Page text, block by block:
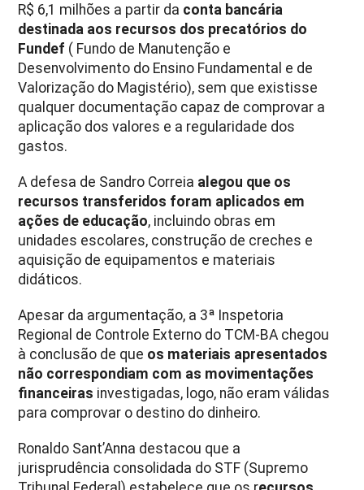
R$ 6,1 milhões a partir da conta bancária
destinada aos recursos dos precatórios do
Fundef ( Fundo de Manutenção e
Desenvolvimento do Ensino Fundamental e de
Valorização do Magistério), sem que existisse
qualquer documentação capaz de comprovar a
aplicação dos valores e a regularidade dos
gastos.
A defesa de Sandro Correia alegou que os
recursos transferidos foram aplicados em
ações de educação, incluindo obras em
unidades escolares, construção de creches e
aquisição de equipamentos e materiais
didáticos.
Apesar da argumentação, a 3ª Inspetoria
Regional de Controle Externo do TCM-BA chegou
à conclusão de que os materiais apresentados
não correspondiam com as movimentações
financeiras investigadas, logo, não eram válidas
para comprovar o destino do dinheiro.
Ronaldo Sant’Anna destacou que a
jurisprudência consolidada do STF (Supremo